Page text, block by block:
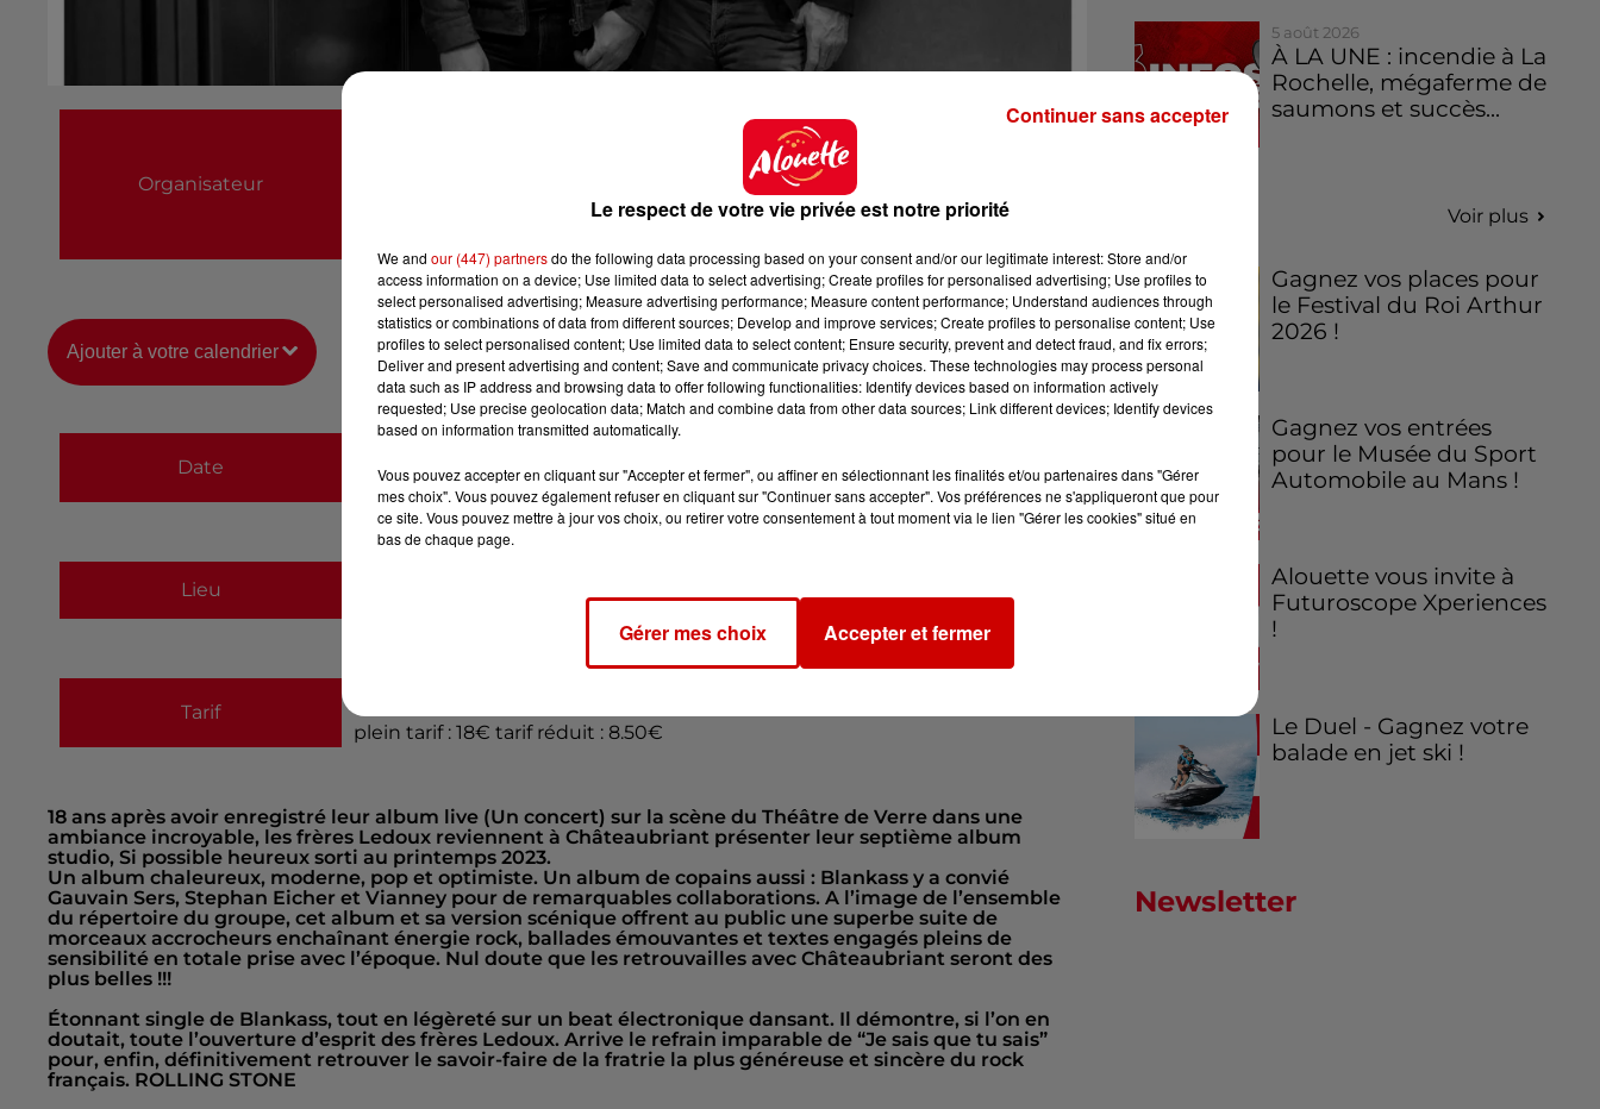
Organisateur
tdv.billetterie@ville-chateaubriant.fr
Ajouter à votre calendrier
Date
au29 mars 2024 à 23h59
Lieu
Tarif
plein tarif : 18€ tarif réduit : 8.50€
18 ans après avoir enregistré leur album live (Un concert) sur la scène du Théâtre de Verre dans une
ambiance incroyable, les frères Ledoux reviennent à Châteaubriant présenter leur septième album
studio, Si possible heureux sorti au printemps 2023.
Un album chaleureux, moderne, pop et optimiste. Un album de copains aussi : Blankass y a convié
Gauvain Sers, Stephan Eicher et Vianney pour de remarquables collaborations. A l’image de l’ensemble
du répertoire du groupe, cet album et sa version scénique offrent au public une superbe suite de
morceaux accrocheurs enchaînant énergie rock, ballades émouvantes et textes engagés pleins de
sensibilité en totale prise avec l’époque. Nul doute que les retrouvailles avec Châteaubriant seront des
plus belles !!!
Étonnant single de Blankass, tout en légèreté sur un beat électronique dansant. Il démontre, si l’on en
doutait, toute l’ouverture d’esprit des frères Ledoux. Arrive le refrain imparable de “Je sais que tu sais”
pour, enfin, définitivement retrouver le savoir-faire de la fratrie la plus généreuse et sincère du rock
français. ROLLING STONE
5 août 2026
À LA UNE : incendie à La
Rochelle, mégaferme de
saumons et succès...
Voir plus
Gagnez vos places pour
le Festival du Roi Arthur
2026 !
Gagnez vos entrées
pour le Musée du Sport
Automobile au Mans !
Alouette vous invite à
Futuroscope Xperiences
!
Le Duel - Gagnez votre
balade en jet ski !
Newsletter
Le respect de votre vie privée est notre priorité
We and our (447) partnersdo the following data processing based on your consent and/or our legitimate interest: Store and/or
access information on a device; Use limited data to select advertising; Create profiles for personalised advertising; Use profiles to
select personalised advertising; Measure advertising performance; Measure content performance; Understand audiences through
statistics or combinations of data from different sources; Develop and improve services; Create profiles to personalise content; Use
profiles to select personalised content; Use limited data to select content; Ensure security, prevent and detect fraud, and fix errors;
Deliver and present advertising and content; Save and communicate privacy choices. These technologies may process personal
data such as IP address and browsing data to offer following functionalities: Identify devices based on information actively
requested; Use precise geolocation data; Match and combine data from other data sources; Link different devices; Identify devices
based on information transmitted automatically.
Vous pouvez accepter en cliquant sur "Accepter et fermer", ou affiner en sélectionnant les finalités et/ou partenaires dans "Gérer
mes choix". Vous pouvez également refuser en cliquant sur "Continuer sans accepter". Vos préférences ne s'appliqueront que pour
ce site. Vous pouvez mettre à jour vos choix, ou retirer votre consentement à tout moment via le lien "Gérer les cookies" situé en
bas de chaque page.
Gérer mes choix Accepter et fermer
Continuer sans accepter